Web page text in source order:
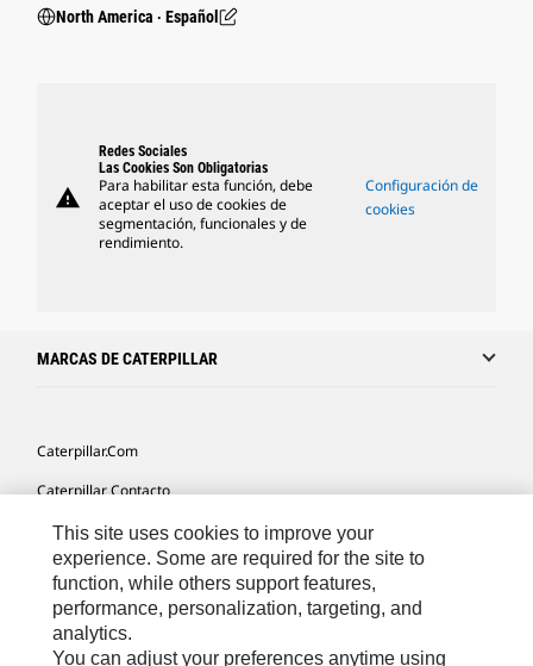
North America ‧ Español
warning
Redes Sociales
Las Cookies Son Obligatorias
Para habilitar esta función, debe
aceptar el uso de cookies de
segmentación, funcionales y de
rendimiento.
Configuración de
cookies
MARCAS DE CATERPILLAR
Caterpillar.com
Caterpillar Contacto
Mis Preferencias De Marketing
Site Map
Cookie Settings
Legal
This site uses cookies to improve your
experience. Some are required for the site to
function, while others support features,
performance, personalization, targeting, and
analytics.
You can adjust your preferences anytime using